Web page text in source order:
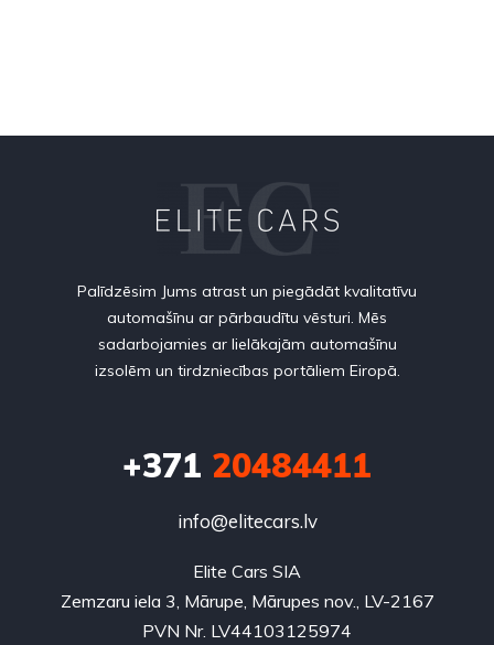
Palīdzēsim Jums atrast un piegādāt kvalitatīvu
automašīnu ar pārbaudītu vēsturi. Mēs
sadarbojamies ar lielākajām automašīnu
izsolēm un tirdzniecības portāliem Eiropā.
+371 20484411
info@elitecars.lv
Elite Cars SIA
Zemzaru iela 3, Mārupe, Mārupes nov., LV-2167
PVN Nr. LV44103125974